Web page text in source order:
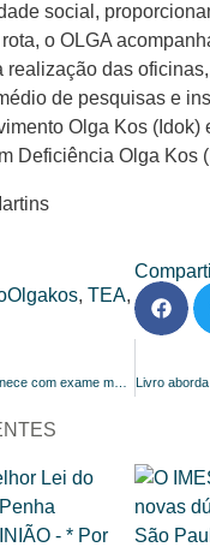
social,
o OLGA
realização das
de pesquisas e
Olga Kos
Deficiência Olga Kos
, TEA,